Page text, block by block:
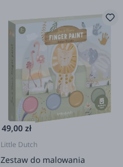
49,00 zł
Little Dutch
Zestaw do malowania